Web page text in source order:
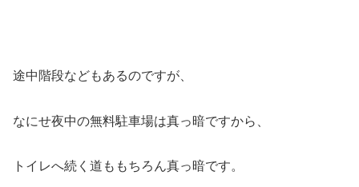
途中階段などもあるのですが、
なにせ夜中の無料駐車場は真っ暗ですから、
トイレへ続く道ももちろん真っ暗です。